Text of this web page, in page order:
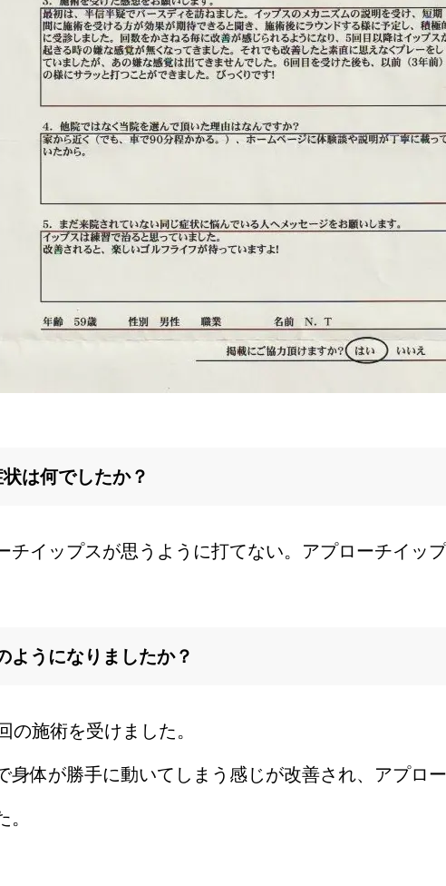
は何でしたか？
チイップスが思うように打てない。アプローチイッ
ようになりましたか？
の施術を受けました。
身体が勝手に動いてしまう感じが改善され、アプロ